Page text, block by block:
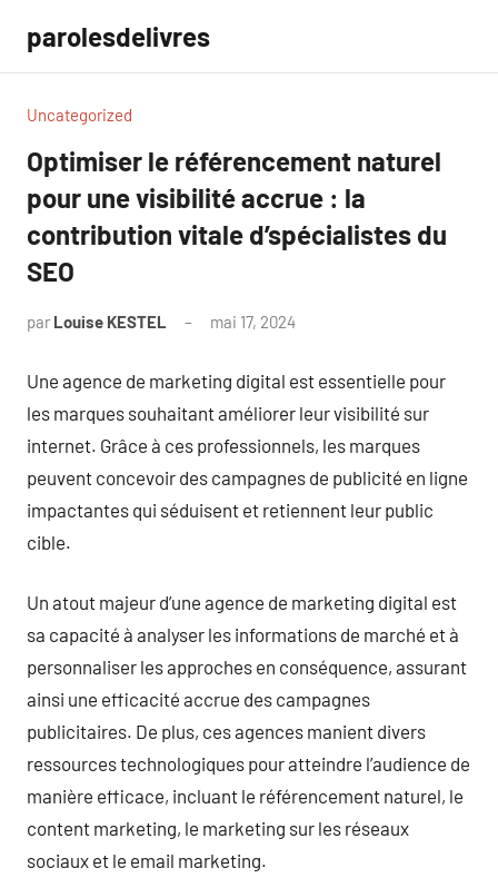
contenu
parolesdelivres
Uncategorized
Optimiser le référencement naturel
pour une visibilité accrue : la
contribution vitale d’spécialistes du
SEO
par Louise KESTEL mai 17, 2024
Une agence de marketing digital est essentielle pour
les marques souhaitant améliorer leur visibilité sur
internet. Grâce à ces professionnels, les marques
peuvent concevoir des campagnes de publicité en ligne
impactantes qui séduisent et retiennent leur public
cible.
Un atout majeur d’une agence de marketing digital est
sa capacité à analyser les informations de marché et à
personnaliser les approches en conséquence, assurant
ainsi une efficacité accrue des campagnes
publicitaires. De plus, ces agences manient divers
ressources technologiques pour atteindre l’audience de
manière efficace, incluant le référencement naturel, le
content marketing, le marketing sur les réseaux
sociaux et le email marketing.